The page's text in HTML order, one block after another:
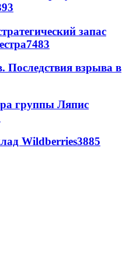
запас
7483
Последствия взрыва в
группы Ляпис
Wildberries3885